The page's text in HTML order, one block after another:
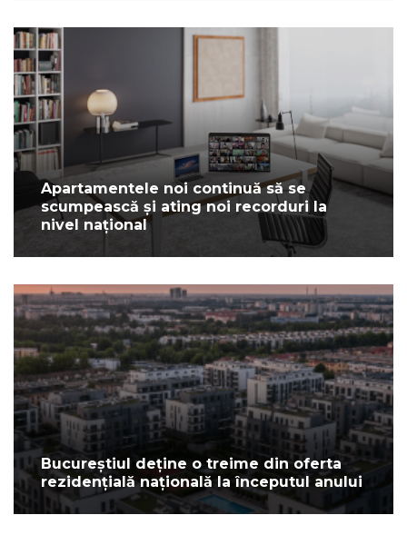
Apartamentele noi continuă să se
scumpească și ating noi recorduri la
nivel național
Bucureștiul deține o treime din oferta
rezidențială națională la începutul anului